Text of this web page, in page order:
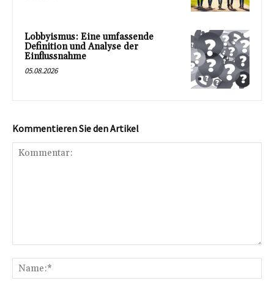
Lobbyismus: Eine umfassende
Definition und Analyse der
Einflussnahme
05.08.2026
Kommentieren Sie den Artikel